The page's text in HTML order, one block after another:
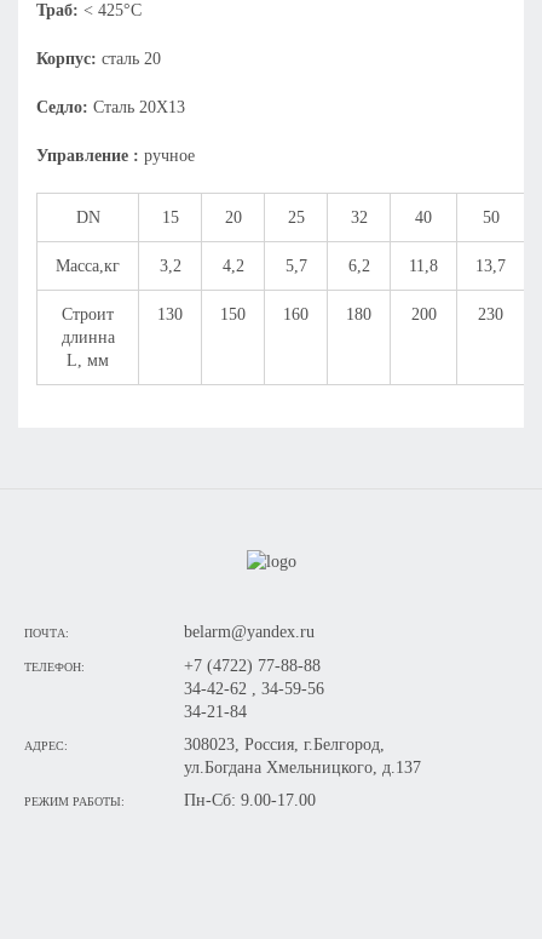
Траб: < 425°С
Корпус: сталь 20
Седло: Сталь 20Х13
Управление : ручное
DN 15 20 25 32 40 50
Масса,кг 3,2 4,2 5,7 6,2 11,8 13,7
Строит
длинна
L, мм
130 150 160 180 200 230
ПОЧТА: belarm@yandex.ru
ТЕЛЕФОН:
+7 (4722) 77-88-88
34-42-62 , 34-59-56
34-21-84
АДРЕС:
308023, Россия, г.Белгород,
ул.Богдана Хмельницкого, д.137
РЕЖИМ РАБОТЫ: Пн-Сб: 9.00-17.00